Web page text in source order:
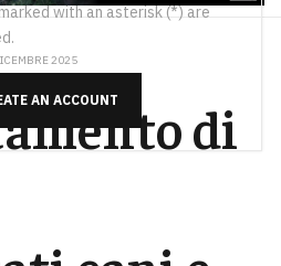
with an asterisk (*) are
AN ACCOUNT
2025
di